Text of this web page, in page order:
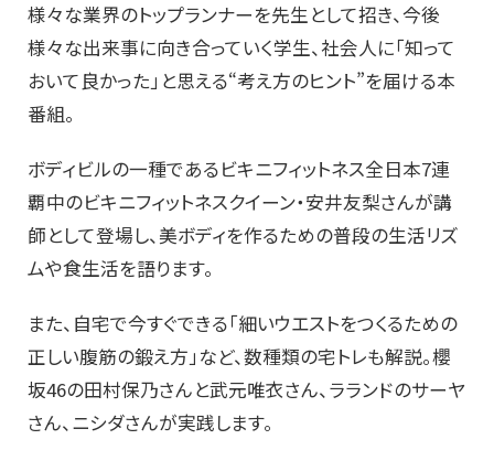
様々な業界のトップランナーを先生として招き、今後
様々な出来事に向き合っていく学生、社会人に「知って
おいて良かった」と思える“考え方のヒント”を届ける本
番組。
ボディビルの一種であるビキニフィットネス全日本7連
覇中のビキニフィットネスクイーン・安井友梨さんが講
師として登場し、美ボディを作るための普段の生活リズ
ムや食生活を語ります。
また、自宅で今すぐできる「細いウエストをつくるための
正しい腹筋の鍛え方」など、数種類の宅トレも解説。櫻
坂46の田村保乃さんと武元唯衣さん、ラランドのサーヤ
さん、ニシダさんが実践します。